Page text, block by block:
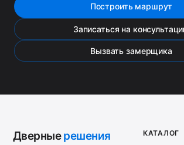
Построить маршрут
Записаться на
Вызвать замерщика
Дверныерешения КАТАЛОГ